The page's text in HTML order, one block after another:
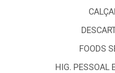
FOODS
HIG. PESSOAL